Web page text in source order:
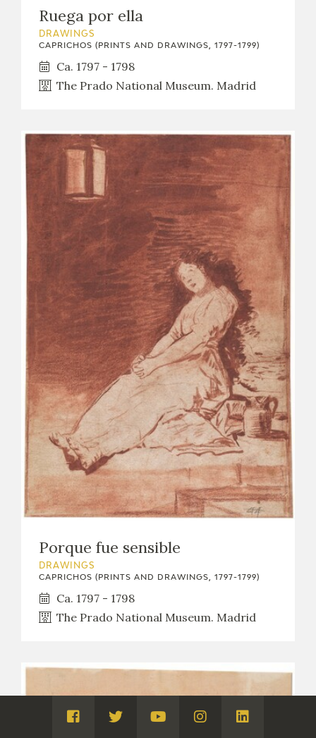
Ruega por ella
DRAWINGS
CAPRICHOS (PRINTS AND DRAWINGS, 1797-1799)
Ca. 1797 - 1798
The Prado National Museum. Madrid
Porque fue sensible
DRAWINGS
CAPRICHOS (PRINTS AND DRAWINGS, 1797-1799)
Ca. 1797 - 1798
The Prado National Museum. Madrid
Visita
Visita
Visita
Visita
Visita